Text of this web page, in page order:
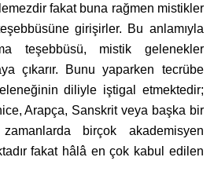
fakat buna rağmen mistikler
girişirler. Bu anlamıyla
teşebbüsü, mistik gelenekler
çıkarır. Bunu yaparken tecrübe
diliyle iştigal etmektedir;
Arapça, Sanskrit veya başka bir
birçok akademisyen
fakat hâlâ en çok kabul edilen